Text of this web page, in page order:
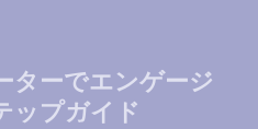
ターでエンゲージ
ップガイド